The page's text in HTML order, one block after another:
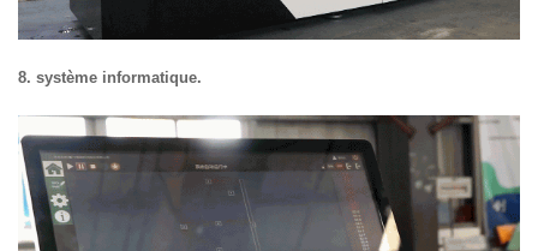
8. système informatique.